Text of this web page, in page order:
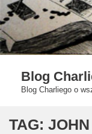
Blog
Blog Charliego o
TAG: